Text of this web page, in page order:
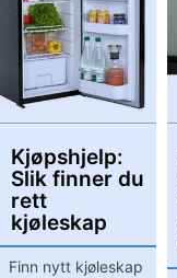
Kjøpshjelp:
Slik finner du
rett
kjøleskap
Finn nytt kjøleskap